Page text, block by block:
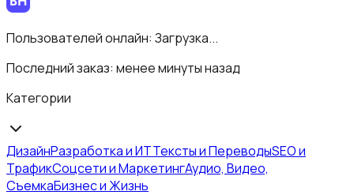
Пользователей онлайн: Загрузка...
Последний заказ: менее минуты назад
Категории
ДизайнРазработка и ИТТексты и ПереводыSEO и
ТрафикСоцсети и МаркетингАудио, Видео,
СъемкаБизнес и Жизнь